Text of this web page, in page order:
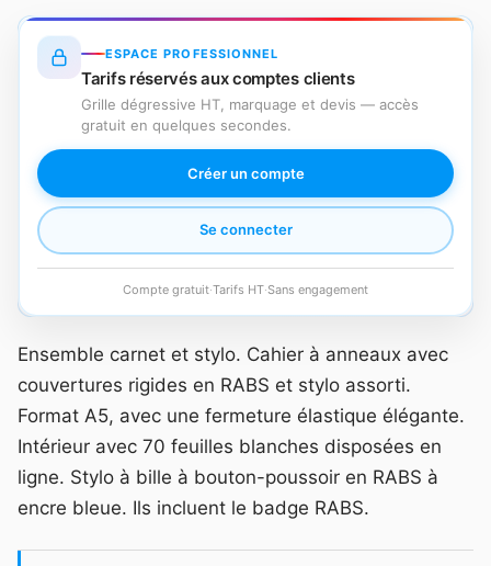
ESPACE PROFESSIONNEL
Tarifs réservés aux comptes clients
Grille dégressive HT, marquage et devis — accès
gratuit en quelques secondes.
Créer un compte
Se connecter
Compte gratuit·Tarifs HT·Sans engagement
Ensemble carnet et stylo. Cahier à anneaux avec
couvertures rigides en RABS et stylo assorti.
Format A5, avec une fermeture élastique élégante.
Intérieur avec 70 feuilles blanches disposées en
ligne. Stylo à bille à bouton-poussoir en RABS à
encre bleue. Ils incluent le badge RABS.